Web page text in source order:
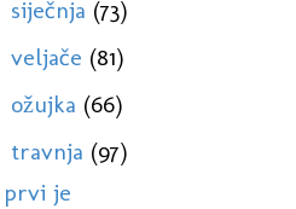
siječnja (73)
veljače (81)
ožujka (66)
travnja (97)
prvi je